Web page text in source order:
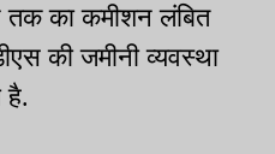
तक का कमीशन लंबित
की जमीनी व्यवस्था
है.